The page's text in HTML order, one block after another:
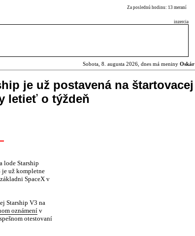
Za poslednú hodinu: 13 meraní
inzercia
Sobota, 8. augusta 2026, dnes má meniny Oskár
je už postavená na štartovacej
letieť o týždeň
lode Starship
je už kompletne
SpaceX v
Starship V3 na
oznámení v
otestovaní